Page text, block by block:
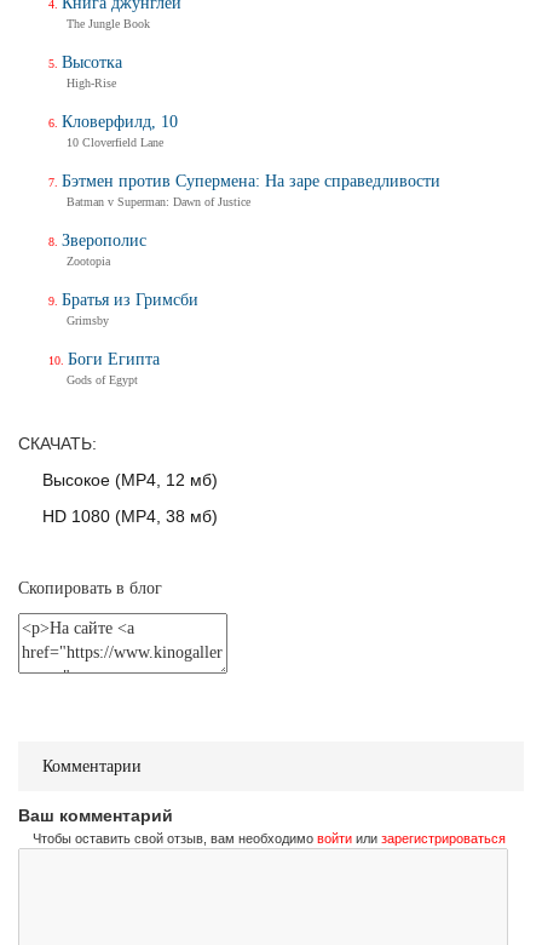
Тизер-трейлер (на русском)
СКАЧАТЬ:
Высокое (MP4, 12 мб)
HD 1080 (MP4, 38 мб)
Скопировать в блог
Комментарии
Ваш комментарий
Чтобы оставить свой отзыв, вам необходимо войти или зарегистрироваться
The Jungle Book
Высотка
High-Rise
Кловерфилд, 10
10 Cloverfield Lane
Бэтмен против Супермена: На заре справедливости
Batman v Superman: Dawn of Justice
Зверополис
Zootopia
Братья из Гримсби
Grimsby
Боги Египта
Gods of Egypt